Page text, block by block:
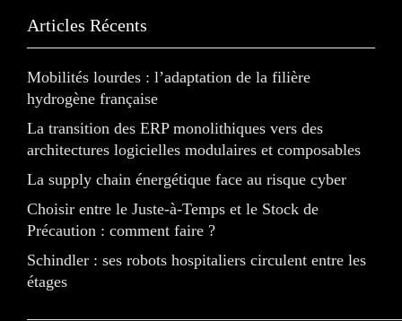
Articles Récents
Mobilités lourdes : l’adaptation de la filière
hydrogène française
La transition des ERP monolithiques vers des
architectures logicielles modulaires et composables
La supply chain énergétique face au risque cyber
Choisir entre le Juste-à-Temps et le Stock de
Précaution : comment faire ?
Schindler : ses robots hospitaliers circulent entre les
étages